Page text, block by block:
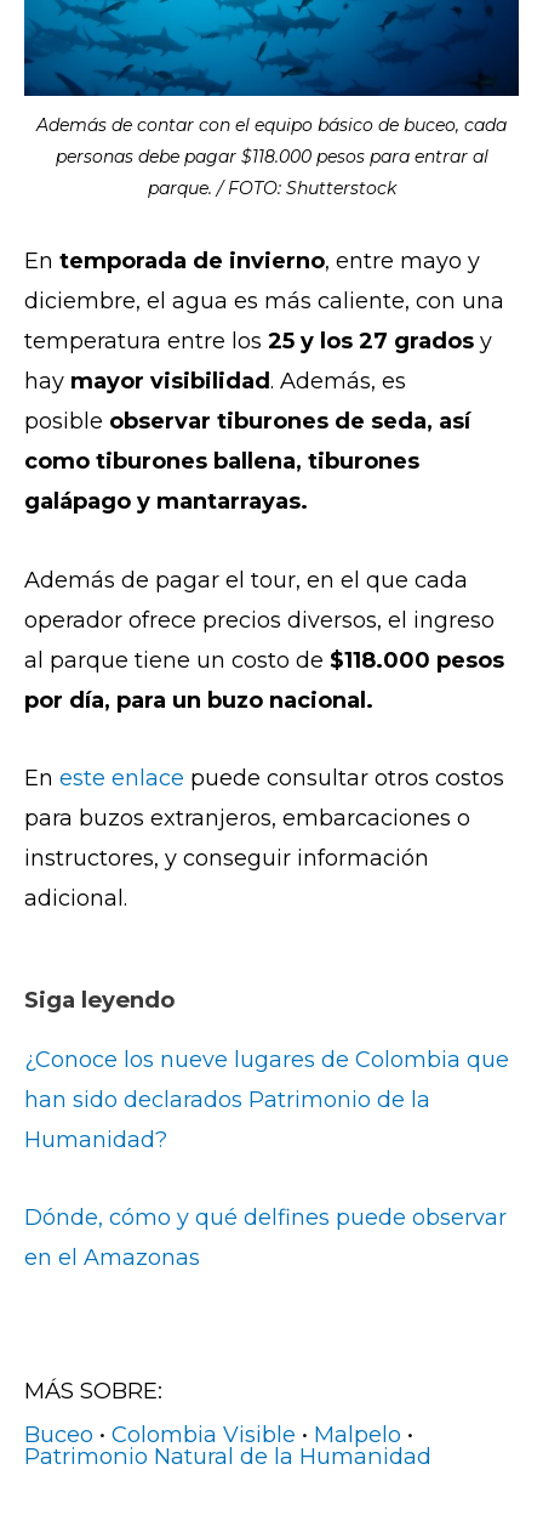
Además de contar con el equipo básico de buceo, cada
personas debe pagar $118.000 pesos para entrar al
parque. / FOTO: Shutterstock
En temporada de invierno, entre mayo y
diciembre, el agua es más caliente, con una
temperatura entre los 25 y los 27 grados y
hay mayor visibilidad. Además, es
posible observar tiburones de seda, así
como tiburones ballena, tiburones
galápago y mantarrayas.
Además de pagar el tour, en el que cada
operador ofrece precios diversos, el ingreso
al parque tiene un costo de $118.000 pesos
por día, para un buzo nacional.
En este enlace puede consultar otros costos
para buzos extranjeros, embarcaciones o
instructores, y conseguir información
adicional.
Siga leyendo
¿Conoce los nueve lugares de Colombia que
han sido declarados Patrimonio de la
Humanidad?
Dónde, cómo y qué delfines puede observar
en el Amazonas
MÁS SOBRE:
Buceo • Colombia Visible • Malpelo •
Patrimonio Natural de la Humanidad